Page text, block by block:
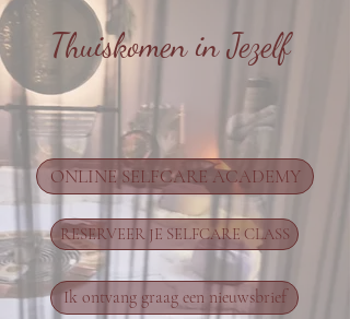
Thuiskomen in Jezelf
ONLINE SELFCARE ACADEMY
RESERVEER JE SELFCARE CLASS
Ik ontvang graag een nieuwsbrief